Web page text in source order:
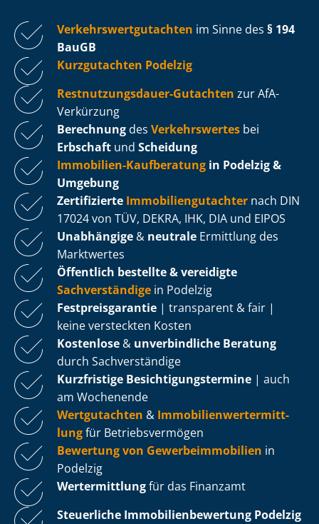
Ver­kehrs­wert­gut­ach­ten im Sinne des § 194
BauGB
Kurzgutachten Podelzig
Rest­nut­zungs­dau­er-Gutachten zur AfA-
Verkürzung
Berechnung des Verkehrswertes bei
Erbschaft und Scheidung
Immobilien-Kaufberatung in Podelzig &
Umgebung
Zertifizierte Im­mo­bi­li­en­gut­ach­ter nach DIN
17024 von TÜV, DEKRA, IHK, DIA und EIPOS
Unabhängige & neutrale Ermittlung des
Marktwertes
Öffentlich bestellte & vereidigte
Sachverständige in Podelzig
Fest­preis­ga­ran­tie | transparent & fair |
keine versteckten Kosten
Kostenlose & unverbindliche Beratung
durch Sachverständige
Kurzfristige Be­sich­ti­gungs­ter­mi­ne | auch
am Wochenende
Wertgutachten & Im­mo­bi­li­en­wert­ermitt­
lungfür Be­triebs­ver­mö­gen
Bewertung von Ge­wer­be­im­mo­bi­li­en in
Podelzig
Wertermittlungfür das Finanzamt
Steuerliche Im­mo­bi­li­en­be­wer­tung Podelzig